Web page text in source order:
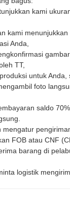
kami
kami
Anda,
TT,
untuk Anda,
foto
saldo
mengatur
FOB atau CNF
barang di
logistik